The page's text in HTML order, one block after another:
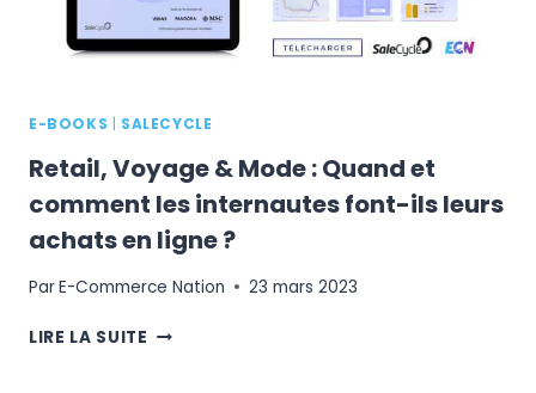
E-BOOKS SALECYCLE
Retail, Voyage & Mode : Quand et
comment les internautes font-ils leurs
achats en ligne ?
ParE-Commerce Nation 23 mars 2023
LIRE LA SUITE RETAIL,